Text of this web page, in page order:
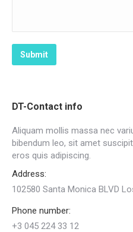
Submit
DT-Contact info
Aliquam mollis massa nec
bibendum leo, sit amet
eros quis adipiscing.
Address:
102580 Santa Monica BLVD
Phone number:
+3 045 224 33 12